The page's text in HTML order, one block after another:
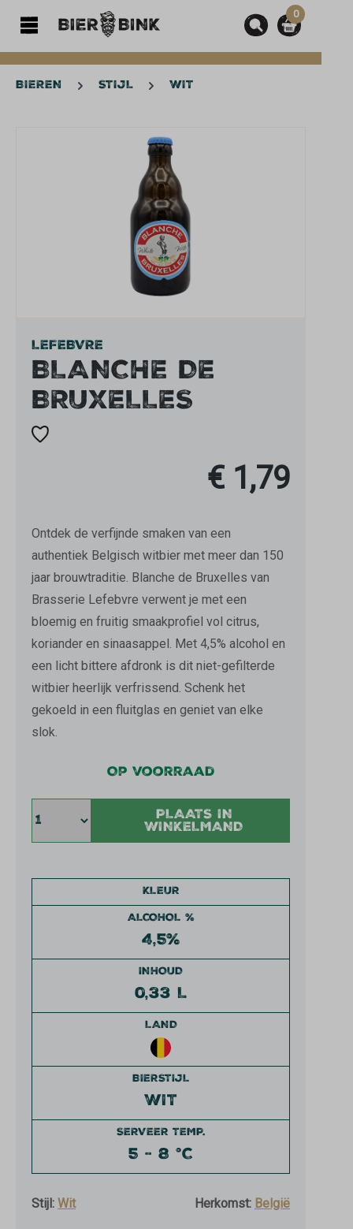
0
BIEREN STIJL WIT
Afbeeldingengalerij overslaan
LEFEBVRE
BLANCHE DE
BRUXELLES
€ 1,79
Ontdek de verfijnde smaken van een
authentiek Belgisch witbier met meer dan 150
jaar brouwtraditie. Blanche de Bruxelles van
Brasserie Lefebvre verwent je met een
bloemig en fruitig smaakprofiel vol citrus,
koriander en sinaasappel. Met 4,5% alcohol en
een licht bittere afdronk is dit niet-gefilterde
witbier heerlijk verfrissend. Schenk het
gekoeld in een fluitglas en geniet van elke
slok.
KLEUR
ALCOHOL %
4,5%
INHOUD
0,33 L
LAND
BIERSTIJL
WIT
SERVEER TEMP.
5 - 8 °C
Stijl: Wit Herkomst: België
Op voorraad
PLAATS IN
WINKELMAND